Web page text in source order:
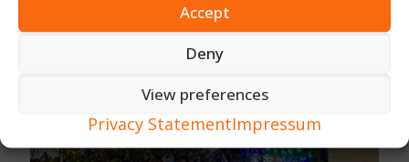
Accept
Deny
View preferences
Privacy StatementImpressum